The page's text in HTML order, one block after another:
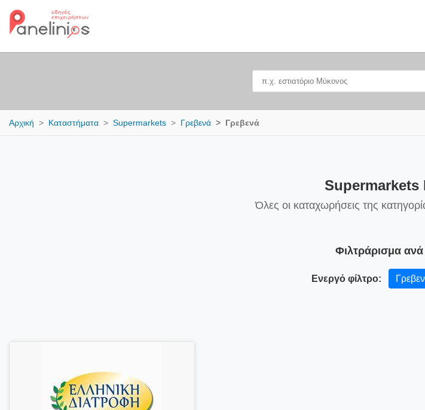
Αρχική Καταστήματα Supermarkets Γρεβενά Γρεβενά
Supermarkets
Όλες οι καταχωρήσεις της
Φιλτράρισμα
Ενεργό φίλτρο: